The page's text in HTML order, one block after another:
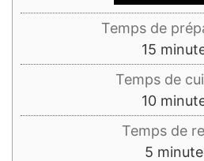
Temps de
15
Temps de
10
Temps de
5